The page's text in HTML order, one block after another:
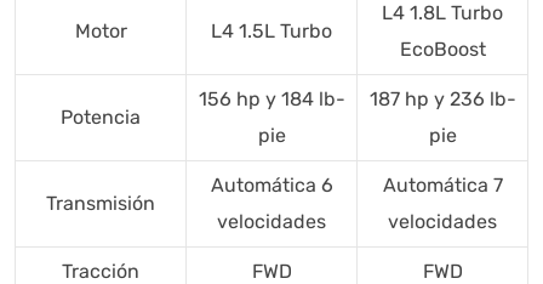
Motor L4 1.5L Turbo
L4 1.8L Turbo
EcoBoost
Potencia
156 hp y 184 lb-
pie
187 hp y 236 lb-
pie
Transmisión
Automática 6
velocidades
Automática 7
velocidades
Tracción FWD FWD
Agente Inteligente
Estoy aquí para encontrar lo que necesitas. ¿Qué estás
información referencial que puede contener errores.
Asistente con IA en desarrollo. Autoanalítica optimiza
diariamente su exactitud."